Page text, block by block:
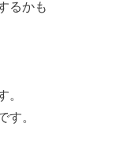
るかも
。
す。